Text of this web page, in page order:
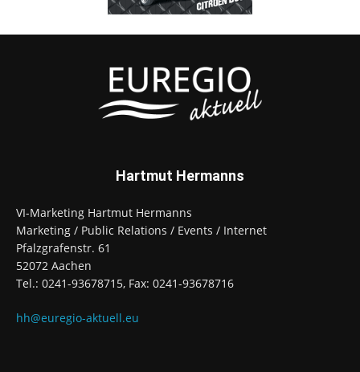
Hartmut Hermanns
VI-Marketing Hartmut Hermanns
Marketing / Public Relations / Events / Internet
Pfalzgrafenstr. 61
52072 Aachen
Tel.: 0241-93678715, Fax: 0241-93678716
hh@euregio-aktuell.eu